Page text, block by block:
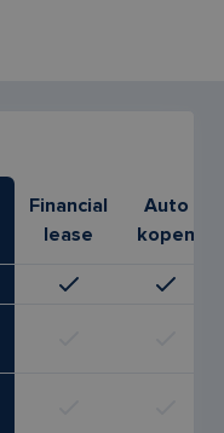
Financial
lease
Auto
kopen